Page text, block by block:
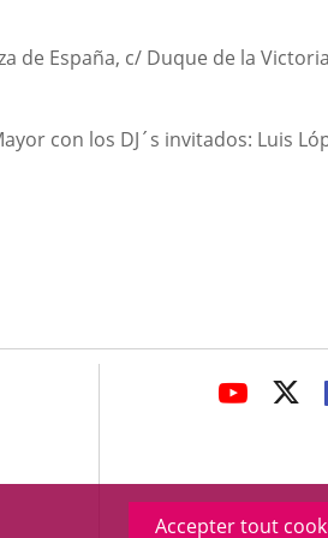
Accepter tout
de España, c/ Duque de la
con los DJ´s invitados: Luis
ENLACE